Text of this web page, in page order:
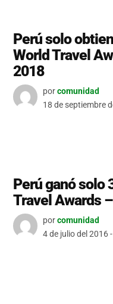
Perú solo
World Travel
2018
porcomunidad
18 de septiembre
Perú ganó solo
Travel Awards
porcomunidad
4 de julio del 2016